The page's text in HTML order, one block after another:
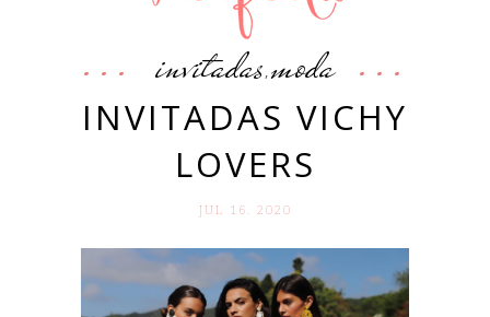
invitadas,moda
INVITADAS VICHY
LOVERS
JUL 16. 2020